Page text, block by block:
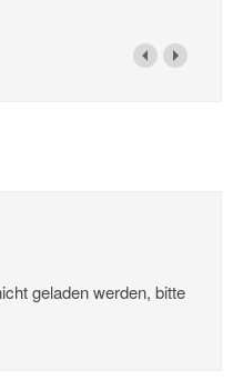
geladen werden, bitte